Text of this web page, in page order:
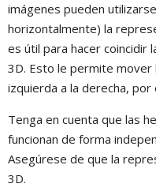
imágenes pueden
horizontalmente) la
es útil para hacer coincidir
3D. Esto le permite mover
izquierda a la derecha, por
Tenga en cuenta que las
funcionan de forma
Asegúrese de que la
3D.